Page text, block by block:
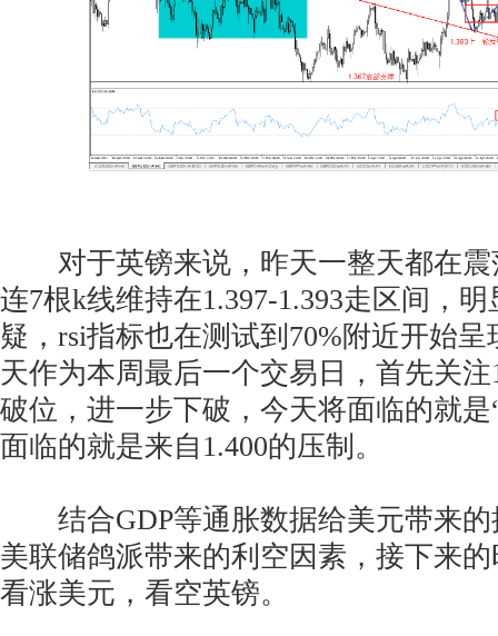
对于英镑来说，昨天一整天都在震
连7根k线维持在1.397-1.393走区间，
疑，rsi指标也在测试到70%附近开始
天作为本周最后一个交易日，首先关注
破位，进一步下破，今天将面临的就
面临的就是来自1.400的压制。
结合GDP等通胀数据给美元带来的
美联储鸽派带来的利空因素，接下来
看涨美元，看空英镑。